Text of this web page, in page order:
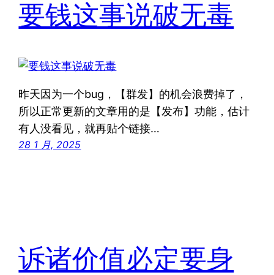
要钱这事说破无毒
昨天因为一个bug，【群发】的机会浪费掉了，
所以正常更新的文章用的是【发布】功能，估计
有人没看见，就再贴个链接…
28 1 月, 2025
诉诸价值必定要身